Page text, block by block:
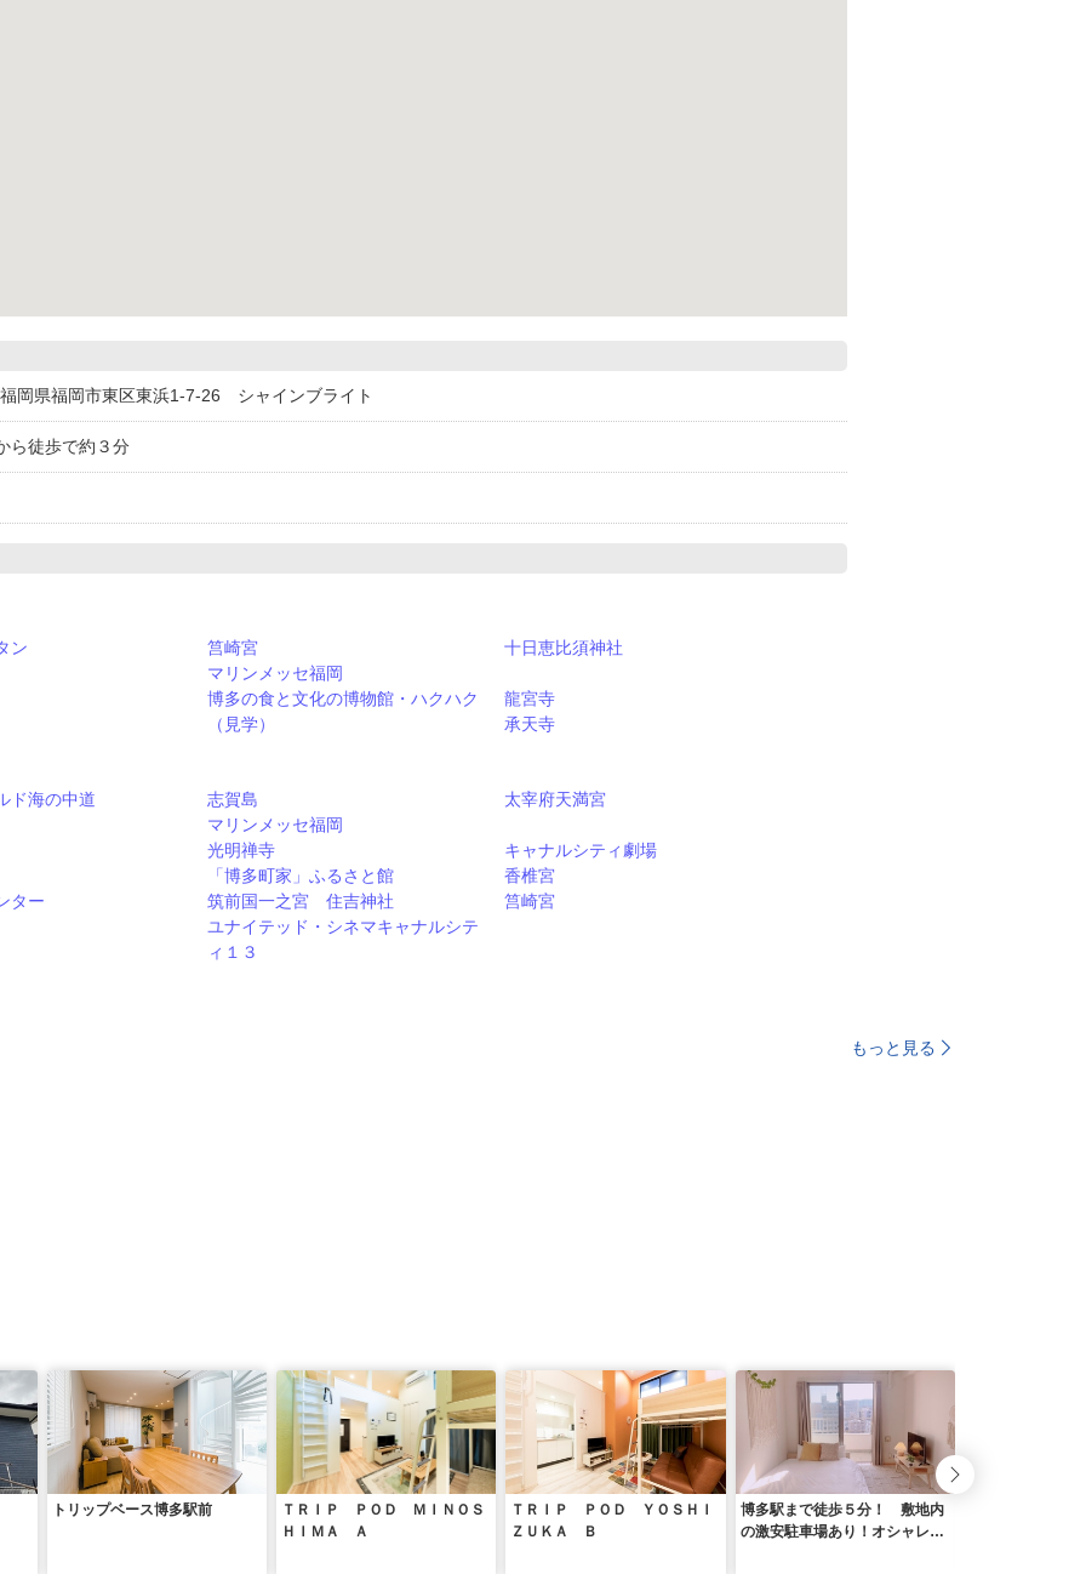
岡県福岡市東区東浜1-7-26 シャインブライト
ら徒歩で約３分
ン 筥崎宮
十日恵比須神社
マリンメッセ福岡
博多の食と文化の博物館・ハクハク
（見学）
龍宮寺
承天寺
ド海の中道 志賀島
太宰府天満宮
マリンメッセ福岡
光明禅寺
キャナルシティ劇場
「博多町家」ふるさと館
香椎宮
ター
筑前国一之宮 住吉神社
筥崎宮
ユナイテッド・シネマキャナルシテ
ィ１３
もっと見る
トリップベース博多駅前
ＴＲＩＰ ＰＯＤ ＭＩＮＯＳ
ＨＩＭＡ Ａ
ＴＲＩＰ ＰＯＤ ＹＯＳＨＩ
ＺＵＫＡ Ｂ
博多駅まで徒歩５分！ 敷地内
の激安駐車場あり！オシャレな